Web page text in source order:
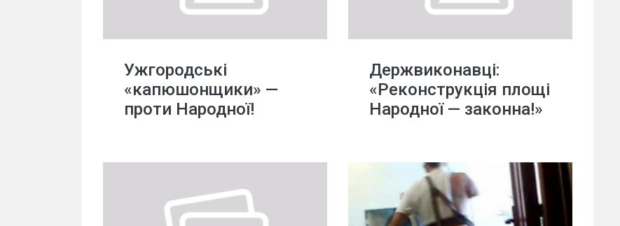
Ужгородські
«капюшонщики» —
проти Народної!
Держвиконавці:
«Реконструкція площі
Народної — законна!»